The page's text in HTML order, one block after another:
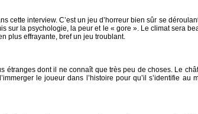
cette interview. C’est un jeu d’horreur bien sûr se
sur la psychologie, la peur et le « gore ». Le climat sera
plus effrayante, bref un jeu troublant.
dont il ne connaît que très peu de choses. Le
le joueur dans l’histoire pour qu’il s’identifie au